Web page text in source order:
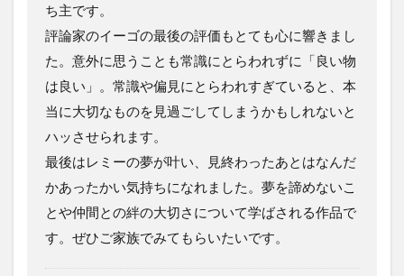
ち主です。
評論家のイーゴの最後の評価もとても心に響きまし
た。意外に思うことも常識にとらわれずに「良い物
は良い」。常識や偏見にとらわれすぎていると、本
当に大切なものを見過ごしてしまうかもしれないと
ハッさせられます。
最後はレミーの夢が叶い、見終わったあとはなんだ
かあったかい気持ちになれました。夢を諦めないこ
とや仲間との絆の大切さについて学ばされる作品で
す。ぜひご家族でみてもらいたいです。